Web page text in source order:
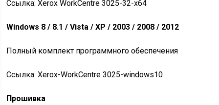
Ссылка: Xerox WorkCentre 3025-32-x64
Windows 8 / 8.1 / Vista / XP / 2003 / 2008 / 2012
Полный комплект программного обеспечения
Ссылка: Xerox-WorkCentre 3025-windows10
Прошивка